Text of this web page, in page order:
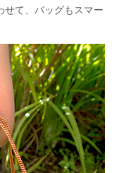
せて、バッグもスマー